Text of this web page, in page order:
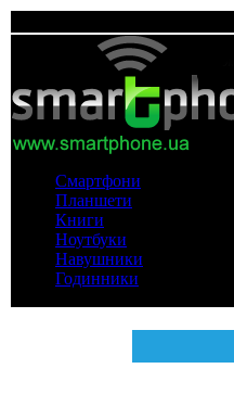
Смартфони
Планшети
Книги
Ноутбуки
Навушники
Годинники